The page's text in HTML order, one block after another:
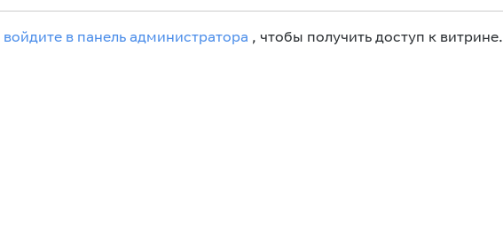
войдите в панель администратора , чтобы получить доступ к витрине.